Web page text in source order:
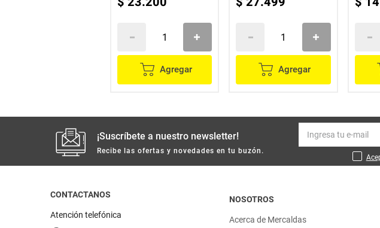
Agregar Agregar
¡Suscríbete a nuestro newsletter!
Recibe las ofertas y novedades en tu buzón.
CONTACTANOS
Atención telefónica
NOSOTROS
Acerca de Mercaldas